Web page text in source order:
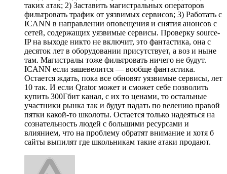
таких атак; 2) Заставить магистральных операторов
фильтровать трафик от уязвимых сервисов; 3) Работать с
ICANN в направлении оповещения и снятия анонсов с
сетей, содержащих уязвимые сервисы. Проверку source-
IP на выходе никто не включит, это фантастика, она с
десяток лет в оборудовании присутствует, а воз и ныне
там. Магистралы тоже фильтровать ничего не будут.
ICANN если зашевелится — вообще фантастика.
Остается ждать, пока все обновят уязвимые сервисы, лет
10 так. И если Qrator может и сможет себе позволить
купить 300Гбит канал, с их то ценами, то остальные
участники рынка так и будут падать по велению правой
пятки какой-то школоты. Остается только надеяться на
сознательность людей с большими ресурсами и
влиянием, что на проблему обратят внимание и хотя б
сайты выпилят где школьникам такие атаки продают.